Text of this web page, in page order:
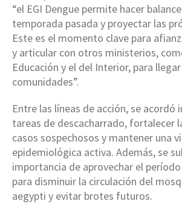
“el EGI Dengue permite hacer
temporada pasada y proyectar las
Este es el momento clave para
y articular con otros ministerios,
Educación y el del Interior, para
comunidades”.
Entre las líneas de acción, se acordó
tareas de descacharrado, fortalecer
casos sospechosos y mantener una
epidemiológica activa. Además, se
importancia de aprovechar el
para disminuir la circulación del
aegypti y evitar brotes futuros.